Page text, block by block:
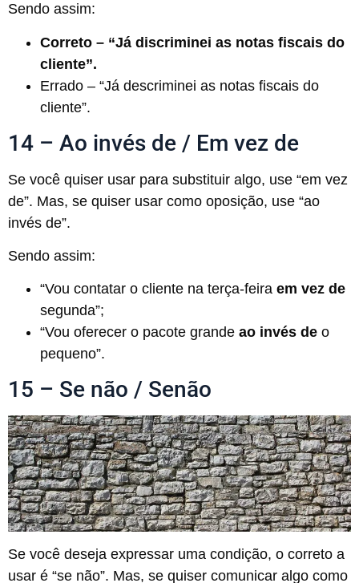
Sendo assim:
Correto – “Já discriminei as notas fiscais do
cliente”.
Errado – “Já descriminei as notas fiscais do
cliente”.
14 – Ao invés de / Em vez de
Se você quiser usar para substituir algo, use “em vez
de”. Mas, se quiser usar como oposição, use “ao
invés de”.
Sendo assim:
“Vou contatar o cliente na terça-feira em vez de
segunda”;
“Vou oferecer o pacote grande ao invés de o
pequeno”.
15 – Se não / Senão
Se você deseja expressar uma condição, o correto a
usar é “se não”. Mas, se quiser comunicar algo como